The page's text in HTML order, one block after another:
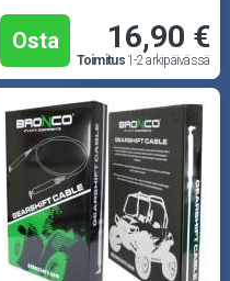
Osta 16,90 €
Toimitus1-2 arkipäivässä